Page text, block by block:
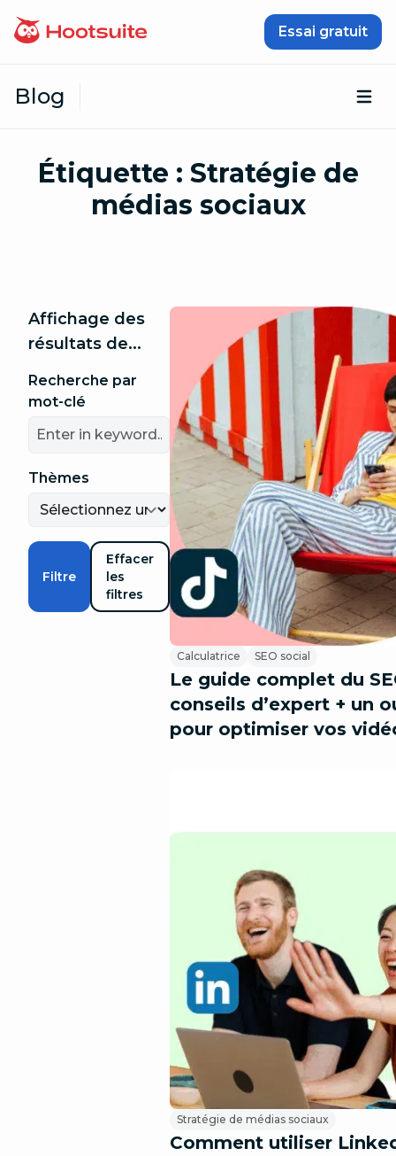
Essai gratuit
Blog
Étiquette : Stratégie de
médias sociaux
Affichage des
résultats de...
Recherche par
mot-clé
Thèmes
Filtre
Effacer
les
filtres
Calculatrice SEO social
Le guide complet du
conseils d’expert + un
pour optimiser vos
Stratégie de médias sociaux
Comment utiliser